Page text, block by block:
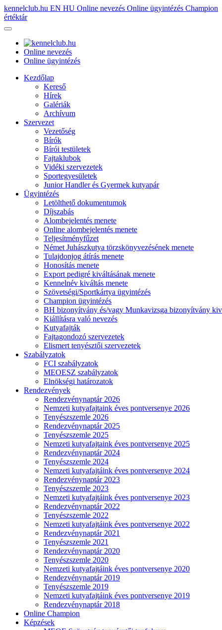
kennelclub.hu EN HU Online nevezés Online ügyintézés Champion
értéktár
Online nevezés
Online ügyintézés
Kezdőlap
Kereső
Hírek
Galériák
Archívum
Szervezet
Vezetőség
Bírók
Bírói testületek
Fajtaklubok
Vidéki szervezetek
Sportegyesületek
Junior Handler és Gyermek kutyapár
Ügyintézés
Letölthető dokumentumok
Díjszabás
Alombejelentés menete
Online alombejelentés menete
Teljesítményfűzet
Német Juhászkutya törzskönyvezésének menete
Tulajdonjog átírás menete
Honosítás menete
Export pedigré kiváltásának menete
Kennelnév kiváltás menete
Szövetségi/Sportkártya ügyintézés
Champion ügyintézés
BH bizonyítvány és/vagy Munkavizsga bizonyítvány
Kiállításra való nevezés
Kutyafajták
Fajtagondozó szervezetek
Elismert tenyésztői szervezetek
Szabályzatok
FCI szabályzatok
MEOESZ szabályzatok
Elnökségi határozatok
Rendezvények
Rendezvénynaptár 2026
Nemzeti kutyafajtaink éves pontversenye 2026
Tenyészszemle 2026
Rendezvénynaptár 2025
Tenyészszemle 2025
Nemzeti kutyafajtaink éves pontversenye 2025
Rendezvénynaptár 2024
Tenyészszemle 2024
Nemzeti kutyafajtáink éves pontversenye 2024
Rendezvénynaptár 2023
Tenyészszemle 2023
Nemzeti kutyafajtáink éves pontversenye 2023
Rendezvénynaptár 2022
Tenyészszemle 2022
Nemzeti kutyafajtáink éves pontversenye 2022
Rendezvénynaptár 2021
Tenyészszemle 2021
Rendezvénynaptár 2020
Tenyészszemle 2020
Nemzeti kutyafajtáink éves pontversenye 2020
Rendezvénynaptár 2019
Tenyészszemle 2019
Nemzeti kutyafajtáink éves pontversenye 2019
Rendezvénynaptár 2018
Online Champion
Képzések